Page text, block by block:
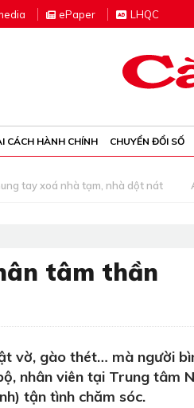
ePaper LHQC
CÁCH HÀNH CHÍNH CHUYỂN ĐỔI SỐ
tay xoá nhà tạm, nhà dột nát
tâm thần
vờ, gào thét… mà người
nhân viên tại Trung tâm
tận tình chăm sóc.